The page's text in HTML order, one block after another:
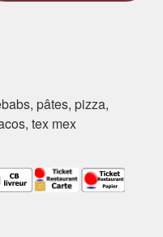
pâtes, pizza,
tex mex